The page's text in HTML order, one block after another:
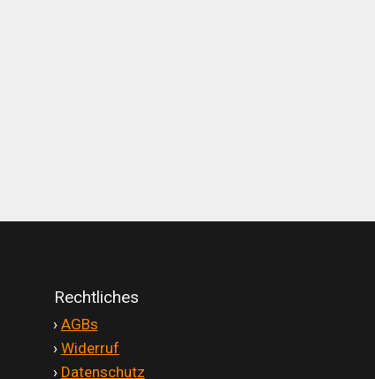
Rechtliches
› AGBs
› Widerruf
› Datenschutz